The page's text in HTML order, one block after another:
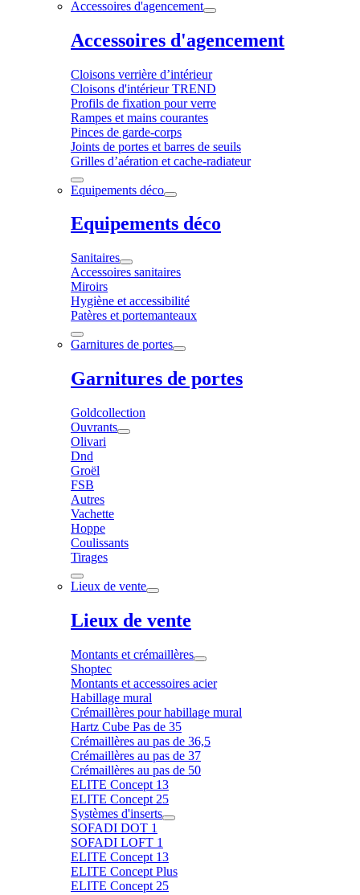
Accessoires d'agencement
Accessoires d'agencement
Cloisons verrière d’intérieur
Cloisons d'intérieur TREND
Profils de fixation pour verre
Rampes et mains courantes
Pinces de garde-corps
Joints de portes et barres de seuils
Grilles d’aération et cache-radiateur
Equipements déco
Equipements déco
Sanitaires
Accessoires sanitaires
Miroirs
Hygiène et accessibilité
Patères et portemanteaux
Garnitures de portes
Garnitures de portes
Goldcollection
Ouvrants
Olivari
Dnd
Groël
FSB
Autres
Vachette
Hoppe
Coulissants
Tirages
Lieux de vente
Lieux de vente
Montants et crémaillères
Shoptec
Montants et accessoires acier
Habillage mural
Crémaillères pour habillage mural
Hartz Cube Pas de 35
Crémaillères au pas de 36,5
Crémaillères au pas de 37
Crémaillères au pas de 50
ELITE Concept 13
ELITE Concept 25
Systèmes d'inserts
SOFADI DOT 1
SOFADI LOFT 1
ELITE Concept 13
ELITE Concept Plus
ELITE Concept 25